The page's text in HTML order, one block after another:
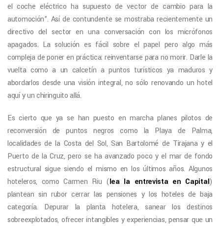
el coche eléctrico ha supuesto de vector de cambio para la
automoción”. Así de contundente se mostraba recientemente un
directivo del sector en una conversación con los micrófonos
apagados. La solución es fácil sobre el papel pero algo más
compleja de poner en práctica: reinventarse para no morir. Darle la
vuelta como a un calcetín a puntos turísticos ya maduros y
abordarlos desde una visión integral, no sólo renovando un hotel
aquí y un chiringuito allá.
Es cierto que ya se han puesto en marcha planes pilotos de
reconversión de puntos negros como la Playa de Palma,
localidades de la Costa del Sol, San Bartolomé de Tirajana y el
Puerto de la Cruz, pero se ha avanzado poco y el mar de fondo
estructural sigue siendo el mismo en los últimos años. Algunos
hoteleros, como Carmen Riu (lea la entrevista en Capital)
plantean sin rubor cerrar las pensiones y los hoteles de baja
categoría. Depurar la planta hotelera, sanear los destinos
sobreexplotados, ofrecer intangibles y experiencias, pensar que un